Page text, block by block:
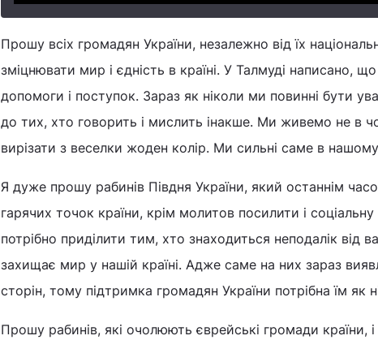
Прошу всіх громадян України, незалежно від їх
зміцнювати мир і єдність в країні. У Талмуді написано,
допомоги і поступок. Зараз як ніколи ми повинні бути
до тих, хто говорить і мислить інакше. Ми живемо не в
вирізати з веселки жоден колір. Ми сильні саме в нашому
Я дуже прошу рабинів Півдня України, який останнім
гарячих точок країни, крім молитов посилити і
потрібно приділити тим, хто знаходиться неподалік від
захищає мир у нашій країні. Адже саме на них зараз
сторін, тому підтримка громадян України потрібна їм як
Прошу рабинів, які очолюють єврейські громади країни,